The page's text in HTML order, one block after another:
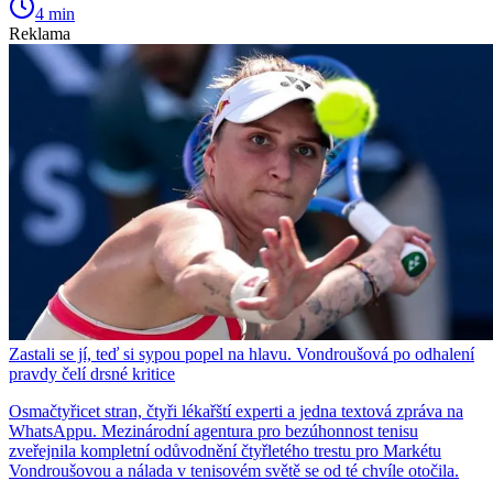
4 min
Reklama
Zastali se jí, teď si sypou popel na hlavu. Vondroušová po odhalení
pravdy čelí drsné kritice
Osmačtyřicet stran, čtyři lékařští experti a jedna textová zpráva na
WhatsAppu. Mezinárodní agentura pro bezúhonnost tenisu
zveřejnila kompletní odůvodnění čtyřletého trestu pro Markétu
Vondroušovou a nálada v tenisovém světě se od té chvíle otočila.